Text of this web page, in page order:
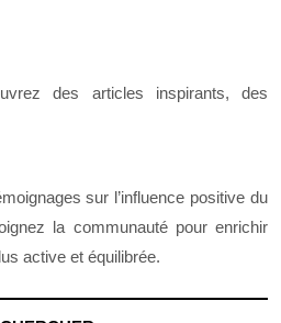
des articles inspirants, des
sur l’influence positive du
la communauté pour enrichir
active et équilibrée.